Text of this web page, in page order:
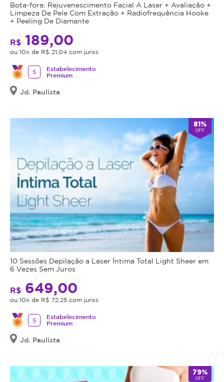
Bota-fora: Rejuvenescimento Facial A Laser + Avaliação +
Limpeza De Pele Com Extração + Radiofrequência Hooke
+ Peeling De Diamante
R$ 189,00
ou 10x de R$ 21,04 com juros
5
Estabelecimento
Premium
Jd. Paulista
81%
OFF
10 Sessões Depilação a Laser Íntima Total Light Sheer em
6 Vezes Sem Juros
R$ 649,00
ou 10x de R$ 72,25 com juros
5
Estabelecimento
Premium
Jd. Paulista
79%
OFF